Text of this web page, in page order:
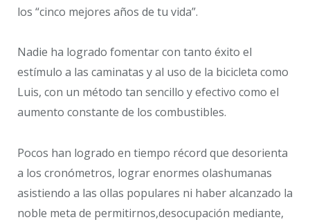
los “cinco mejores años de tu vida”.
Nadie ha logrado fomentar con tanto éxito el
estímulo a las caminatas y al uso de la bicicleta como
Luis, con un método tan sencillo y efectivo como el
aumento constante de los combustibles.
Pocos han logrado en tiempo récord que desorienta
a los cronómetros, lograr enormes olashumanas
asistiendo a las ollas populares ni haber alcanzado la
noble meta de permitirnos,desocupación mediante,